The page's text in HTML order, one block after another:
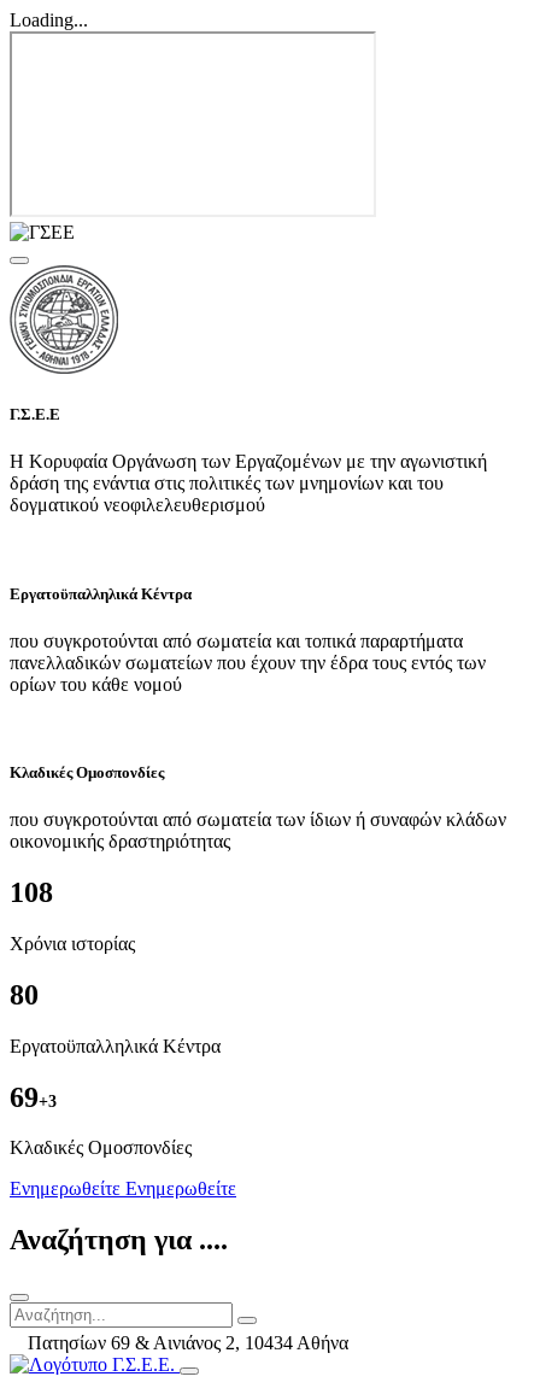
Loading...
Γ.Σ.Ε.Ε
Η Κορυφαία Οργάνωση των Εργαζομένων με την αγωνιστική
δράση της ενάντια στις πολιτικές των μνημονίων και του
δογματικού νεοφιλελευθερισμού
Εργατοϋπαλληλικά Κέντρα
που συγκροτούνται από σωματεία και τοπικά παραρτήματα
πανελλαδικών σωματείων που έχουν την έδρα τους εντός των
ορίων του κάθε νομού
Κλαδικές Ομοσπονδίες
που συγκροτούνται από σωματεία των ίδιων ή συναφών κλάδων
οικονομικής δραστηριότητας
108
Χρόνια ιστορίας
80
Εργατοϋπαλληλικά Κέντρα
69+3
Kλαδικές Ομοσπονδίες
Ενημερωθείτε Ενημερωθείτε
Αναζήτηση για ....
Πατησίων 69 & Αινιάνος 2, 10434 Αθήνα